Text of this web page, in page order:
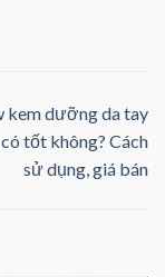
kem dưỡng da tay
tốt không? Cách
sử dụng, giá bán